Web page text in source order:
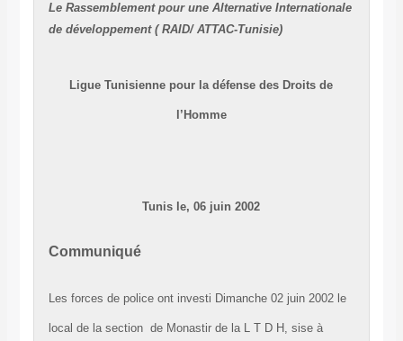
Le Rassemblement pour une Alternative Internationale
de développement ( RAID/ ATTAC-Tunisie)
Ligue Tunisienne pour la défense des Droits de
l’Homme
Tunis le, 06 juin 2002
Communiqué
Les forces de police ont investi Dimanche 02 juin 2002 le
local de la section de Monastir de la L T D H, sise à